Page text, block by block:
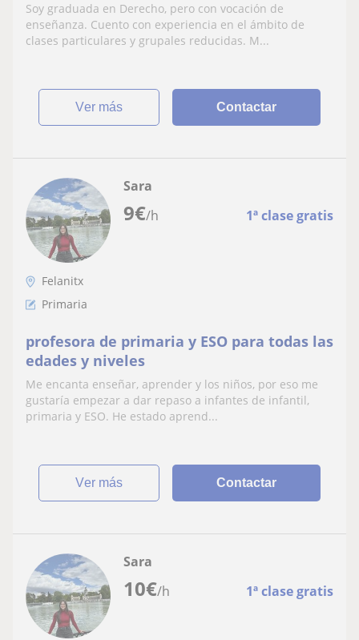
Soy graduada en Derecho, pero con vocación de
enseñanza. Cuento con experiencia en el ámbito de
clases particulares y grupales reducidas. M...
ver más Contactar
9€/h 1ª clase gratis
Sara
Felanitx
Primaria
profesora de primaria y ESO para todas las
edades y niveles
Me encanta enseñar, aprender y los niños, por eso me
gustaría empezar a dar repaso a infantes de infantil,
primaria y ESO. He estado aprend...
ver más Contactar
10€/h 1ª clase gratis
Sara